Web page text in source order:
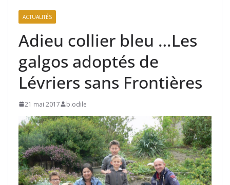
ACTUALITÉS
Adieu collier bleu …Les
galgos adoptés de
Lévriers sans Frontières
21 mai 2017 b.odile